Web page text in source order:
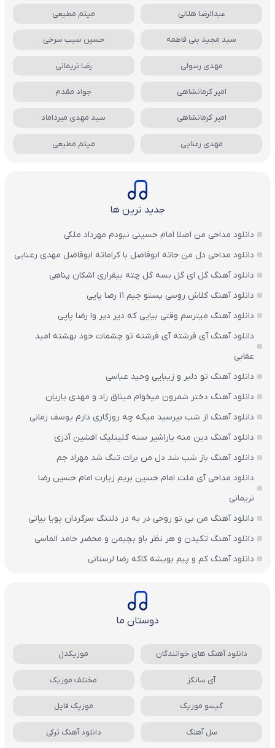
عبدالرضا هلالی میثم مطیعی
سید مجید بنی فاطمه حسین سیب سرخی
مهدی رسولی رضا نریمانی
امیر کرمانشاهی جواد مقدم
امیر کرمانشاهی سید مهدی میرداماد
مهدی رعنایی میثم مطیعی
جدید ترین ها
دانلود مداحی من اصلا امام حسینی نبودم مهرداد ملکی
دانلود مداحی دل من جاته ابوفاضل با کراماته ابوفاضل مهدی رعنایی
دانلود آهنگ گل ای گل بسه گل چته بیقراری اشکان پناهی
دانلود آهنگ کلاش روسی پستو جیم ۱۱ رضا پاپی
دانلود آهنگ میترسم وقتی بیایی که دیر دیر وا رضا پاپی
دانلود آهنگ آی فرشته آی فرشته تو چشمات خود بهشته امید
عقابی
دانلود آهنگ تو دلبر و زیبایی وحید عباسی
دانلود آهنگ دختر شمرون میخوام میثاق راد و مهدی یاریان
دانلود آهنگ از شب بپرسید میگه چه روزگاری دارم یوسف زمانی
دانلود آهنگ دین منه یاراشیر سنه گلینلیک افشین آذری
دانلود آهنگ باز شب شد دل من برات تنگ شد مهراد جم
دانلود مداحی آی ملت امام حسین بریم زیارت امام حسین رضا
نریمانی
دانلود آهنگ من بی تو روحی در به در دلتنگ سرگردان پویا بیاتی
دانلود آهنگ تکیدن و هر نظر باو بچیمن و محضر حامد الماسی
دانلود آهنگ کم و پیم بویشه کاکه رضا لرستانی
دوستان ما
دانلود آهنگ های خوانندگان موزیکدل
آی سانگز مختلف موزیک
گیسو موزیک موزیک فایل
سل آهنگ دانلود آهنگ ترکی